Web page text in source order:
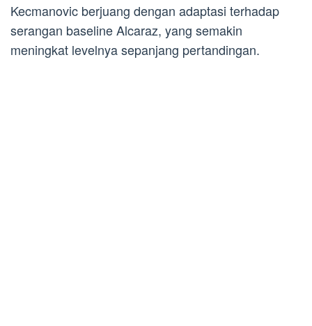
Kecmanovic berjuang dengan adaptasi terhadap
serangan baseline Alcaraz, yang semakin
meningkat levelnya sepanjang pertandingan.